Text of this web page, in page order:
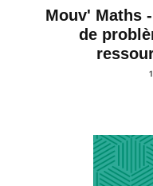
Mouv' Maths
de